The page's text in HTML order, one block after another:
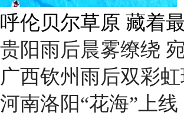
呼伦贝尔草原 藏着
贵阳雨后晨雾缭绕
广西钦州雨后双彩
河南洛阳“花海”上